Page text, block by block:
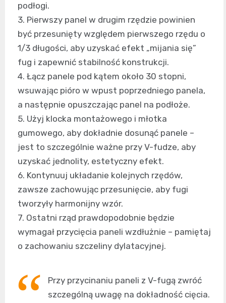
podłogi.
3. Pierwszy panel w drugim rzędzie powinien
być przesunięty względem pierwszego rzędu o
1/3 długości, aby uzyskać efekt „mijania się”
fug i zapewnić stabilność konstrukcji.
4. Łącz panele pod kątem około 30 stopni,
wsuwając pióro w wpust poprzedniego panela,
a następnie opuszczając panel na podłoże.
5. Użyj klocka montażowego i młotka
gumowego, aby dokładnie dosunąć panele –
jest to szczególnie ważne przy V-fudze, aby
uzyskać jednolity, estetyczny efekt.
6. Kontynuuj układanie kolejnych rzędów,
zawsze zachowując przesunięcie, aby fugi
tworzyły harmonijny wzór.
7. Ostatni rząd prawdopodobnie będzie
wymagał przycięcia paneli wzdłużnie – pamiętaj
o zachowaniu szczeliny dylatacyjnej.
Przy przycinaniu paneli z V-fugą zwróć
szczególną uwagę na dokładność cięcia.